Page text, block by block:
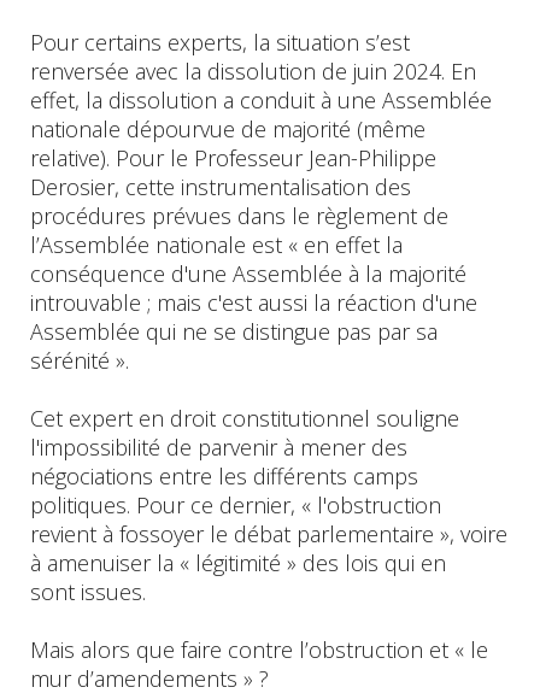
Pour certains experts, la situation s’est
renversée avec la dissolution de juin 2024. En
effet, la dissolution a conduit à une Assemblée
nationale dépourvue de majorité (même
relative). Pour le Professeur Jean-Philippe
Derosier, cette instrumentalisation des
procédures prévues dans le règlement de
l’Assemblée nationale est « en effet la
conséquence d'une Assemblée à la majorité
introuvable ; mais c'est aussi la réaction d'une
Assemblée qui ne se distingue pas par sa
sérénité ».
Cet expert en droit constitutionnel souligne
l'impossibilité de parvenir à mener des
négociations entre les différents camps
politiques. Pour ce dernier, « l'obstruction
revient à fossoyer le débat parlementaire », voire
à amenuiser la « légitimité » des lois qui en
sont issues.
Mais alors que faire contre l’obstruction et « le
mur d’amendements » ?